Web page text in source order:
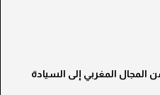
المجال المغربي إلى السيادة